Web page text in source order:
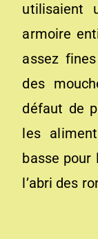
armoire
assez
des
défaut de
les
basse pour
l’abri des